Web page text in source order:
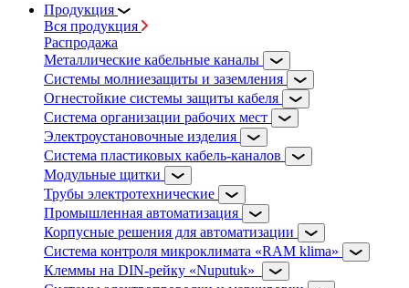
Продукция
Вся продукция
Распродажа
Металлические кабельные каналы
Системы молниезащиты и заземления
Огнестойкие системы защиты кабеля
Система организации рабочих мест
Электроустановочные изделия
Система пластиковых кабель-каналов
Модульные щитки
Трубы электротехнические
Промышленная автоматизация
Корпусные решения для автоматизации
Система контроля микроклимата «RAM klima»
Клеммы на DIN-рейку «Nuputuk»